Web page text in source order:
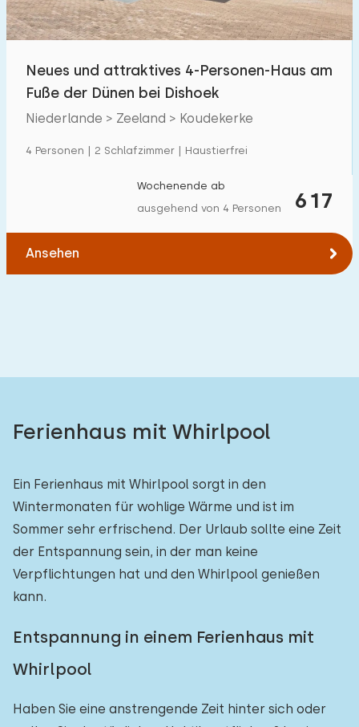
Kindereinrichtungen im Park 0
Zugänglichkeit
Neues und attraktives 4-Personen-Haus am
Fuße der Dünen bei Dishoek
Niederlande > Zeeland > Koudekerke
4 Personen | 2 Schlafzimmer | Haustierfrei
617
Wochenende ab
ausgehend von 4 Personen
Ansehen
Ferienhaus mit Whirlpool
Ein Ferienhaus mit Whirlpool sorgt in den
Wintermonaten für wohlige Wärme und ist im
Sommer sehr erfrischend. Der Urlaub sollte eine Zeit
der Entspannung sein, in der man keine
Verpflichtungen hat und den Whirlpool genießen
kann.
Entspannung in einem Ferienhaus mit
Whirlpool
Haben Sie eine anstrengende Zeit hinter sich oder